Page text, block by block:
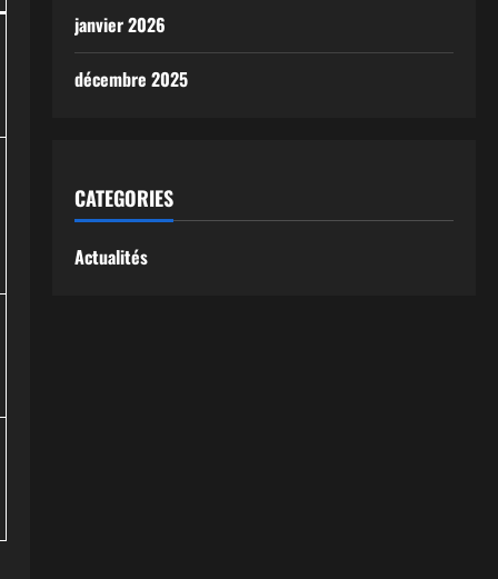
janvier 2026
décembre 2025
CATEGORIES
Actualités